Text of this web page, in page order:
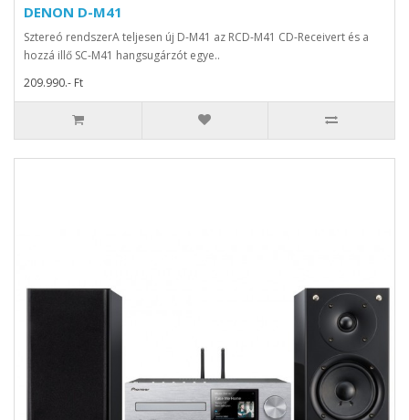
DENON D-M41
Sztereó rendszerA teljesen új D-M41 az RCD-M41 CD-Receivert és a
hozzá illő SC-M41 hangsugárzót egye..
209.990.- Ft